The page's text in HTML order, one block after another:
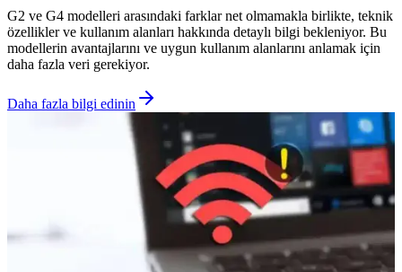
G2 ve G4 modelleri arasındaki farklar net olmamakla birlikte, teknik
özellikler ve kullanım alanları hakkında detaylı bilgi bekleniyor. Bu
modellerin avantajlarını ve uygun kullanım alanlarını anlamak için
daha fazla veri gerekiyor.
Daha fazla bilgi edinin